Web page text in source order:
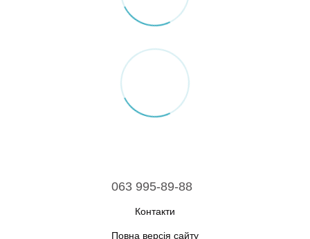
063 995-89-88
Контакти
Повна версія сайту